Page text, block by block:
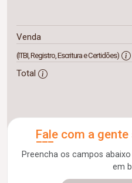
Venda
(ITBI, Registro, Escritura e Certidões)
Total
Fale com a
Preencha os campos
em